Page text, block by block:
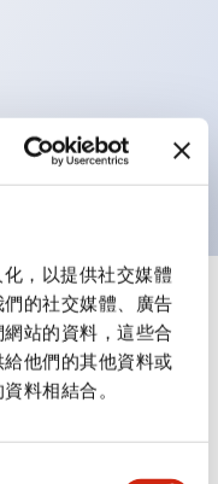
，以提供社交媒體
的社交媒體、廣告
站的資料，這些合
他們的其他資料或
料相結合。
結構
顯示全部